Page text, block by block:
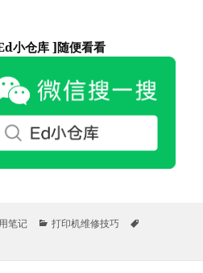
小仓库 ]随便看看
笔记
分
打印机维修技巧